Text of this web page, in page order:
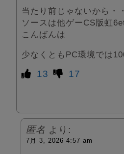
当たり前じゃないから・
ソースは他ゲーCS版虹
こんばんは
少なくともPC環境では
13 17
匿名 より:
7月 3, 2026 4:57 am